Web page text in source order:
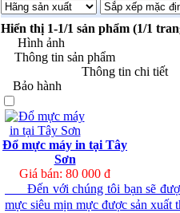
Hiển thị 1-1/1 sản phẩm (1/1
Hình ảnh
Thông tin sản phẩm
Thông tin chi tiết
Bảo hành
Đổ mực máy in tại Tây
Sơn
Giá bán: 80 000 đ
Đến với chúng tôi bạn sẽ
mực siêu mịn mực được sản xuất